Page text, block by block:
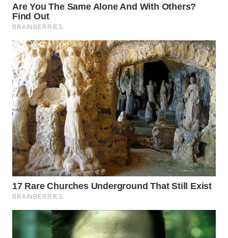
WN
INDRAMAYU
WN
KUNINGAN
WN
MAJALENGKA
WN
SUBANG
WN
PURWAKARTA